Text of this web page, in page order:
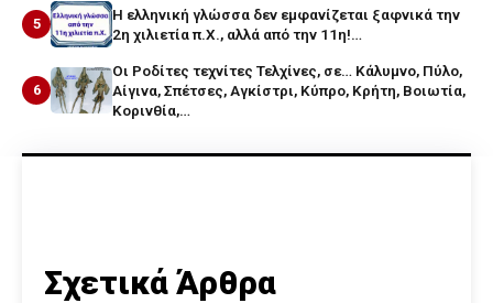
5
Η ελληνική γλώσσα δεν εμφανίζεται ξαφνικά την
2η χιλιετία π.Χ., αλλά από την 11η!…
6
Οι Ροδίτες τεχνίτες Τελχίνες, σε… Κάλυμνο, Πύλο,
Αίγινα, Σπέτσες, Αγκίστρι, Κύπρο, Κρήτη, Βοιωτία,
Κορινθία,…
Σχετικά Άρθρα